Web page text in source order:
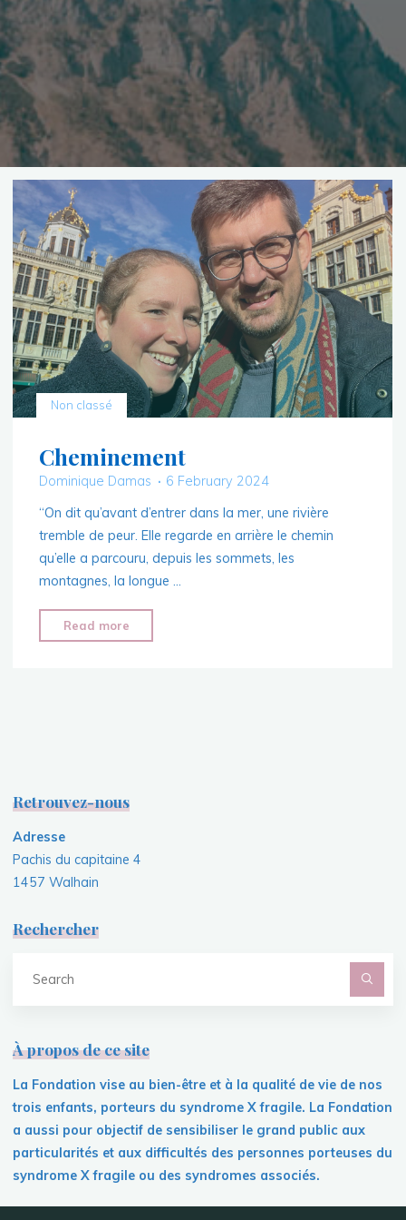
Non classé
Cheminement
Dominique Damas
6 February 2024
“On dit qu’avant d’entrer dans la mer, une rivière
tremble de peur. Elle regarde en arrière le chemin
qu’elle a parcouru, depuis les sommets, les
montagnes, la longue …
Read more
Retrouvez-nous
Adresse
Pachis du capitaine 4
1457 Walhain
Rechercher
À propos de ce site
La Fondation vise au bien-être et à la qualité de vie de nos
trois enfants, porteurs du syndrome X fragile. La Fondation
a aussi pour objectif de sensibiliser le grand public aux
particularités et aux difficultés des personnes porteuses du
syndrome X fragile ou des syndromes associés.